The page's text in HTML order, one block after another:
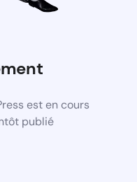
est en cours
publié